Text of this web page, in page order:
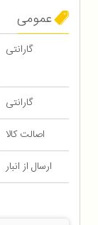
عمومی
گارانتی
گارانتی
اصالت کالا
ارسال از انبار